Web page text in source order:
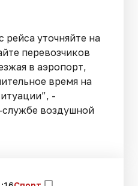
рейса уточняйте на
перевозчиков
в аэропорт,
время на
-
воздушной